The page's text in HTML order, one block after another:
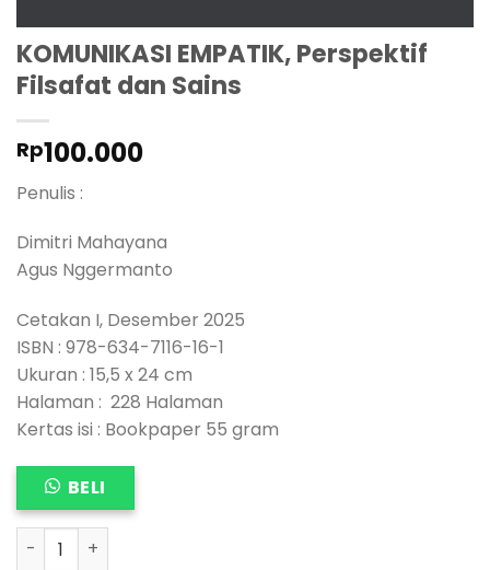
KOMUNIKASI EMPATIK, Perspektif
Filsafat dan Sains
Rp100.000
Penulis :
Dimitri Mahayana
Agus Nggermanto
Cetakan I, Desember 2025
ISBN : 978-634-7116-16-1
Ukuran : 15,5 x 24 cm
Halaman : 228 Halaman
Kertas isi : Bookpaper 55 gram
BELI
KOMUNIKASI EMPATIK, Perspektif Filsafat dan Sains